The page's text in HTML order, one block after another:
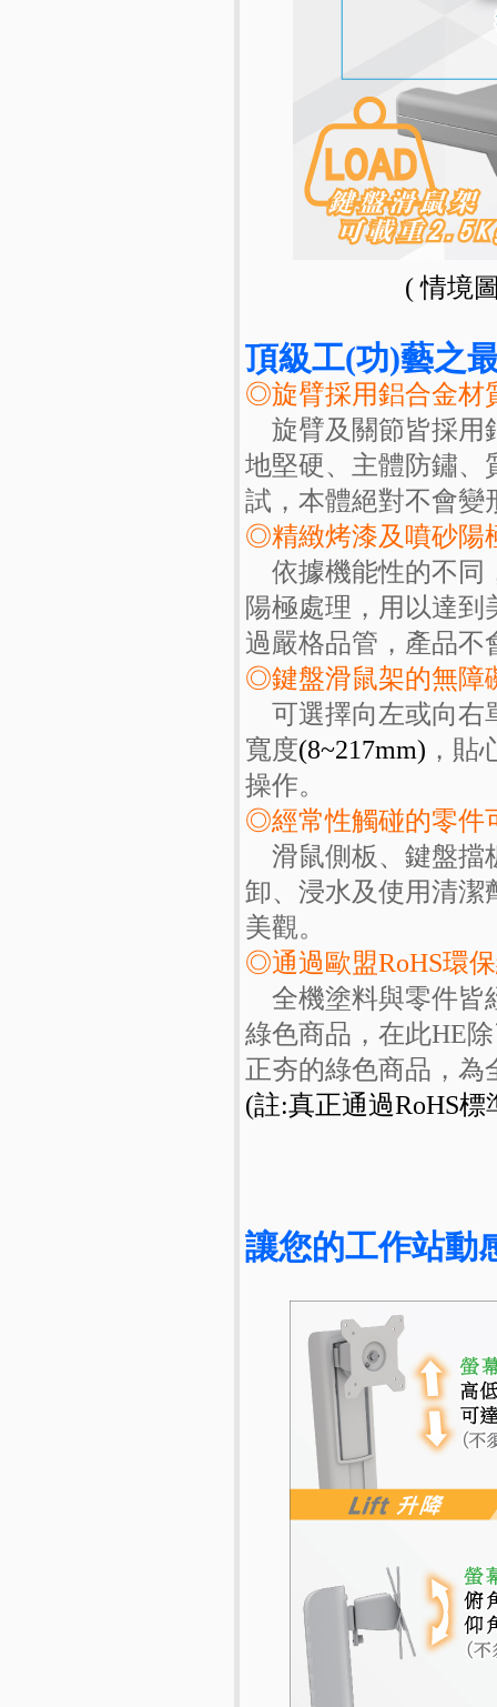
( 情境
頂級工(功)藝之
◎旋臂採用鋁合金材
旋臂及關節皆採用
地堅硬、主體防鏽、
試，本體絕對不會變
◎精緻烤漆及噴砂陽
依據機能性的不同
陽極處理，用以達
過嚴格品管，產品不
◎鍵盤滑鼠架的無障
可選擇向左或向右
寬度(8~217mm) ，貼
操作。
◎經常性觸碰的零件
滑鼠側板、鍵盤擋
卸、浸水及使用清潔
美觀。
◎通過歐盟RoHS環
全機塗料與零件皆
綠色商品，在此HE
正夯的綠色商品，為
(註:真正通過RoHS
讓您的工作站動